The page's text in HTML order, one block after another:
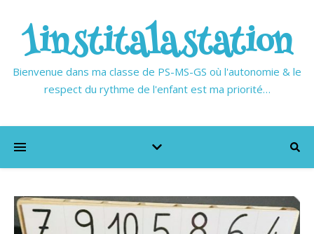
1institalastation
Bienvenue dans ma classe de PS-MS-GS où l'autonomie & le
respect du rythme de l'enfant est ma priorité…